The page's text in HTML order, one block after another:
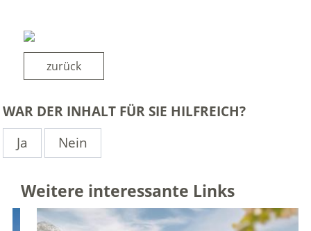
zurück
WAR DER INHALT FÜR SIE HILFREICH?
Ja
Nein
Weitere interessante Links